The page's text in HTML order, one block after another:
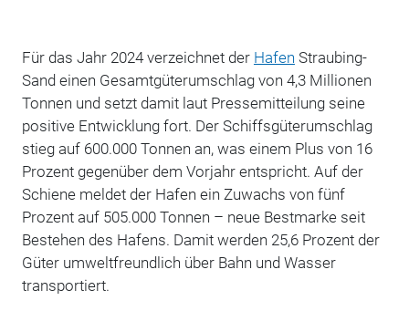
Für das Jahr 2024 verzeichnet der Hafen Straubing-
Sand einen Gesamtgüterumschlag von 4,3 Millionen
Tonnen und setzt damit laut Pressemitteilung seine
positive Entwicklung fort. Der Schiffsgüterumschlag
stieg auf 600.000 Tonnen an, was einem Plus von 16
Prozent gegenüber dem Vorjahr entspricht. Auf der
Schiene meldet der Hafen ein Zuwachs von fünf
Prozent auf 505.000 Tonnen – neue Bestmarke seit
Bestehen des Hafens. Damit werden 25,6 Prozent der
Güter umweltfreundlich über Bahn und Wasser
transportiert.